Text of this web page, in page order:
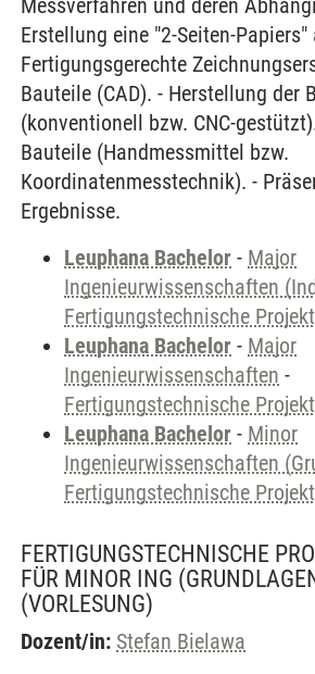
Messverfahren und deren
Erstellung eine "2-Seiten-
Fertigungsgerechte
Bauteile (CAD). - Herstellung der
(konventionell bzw. CNC-
Bauteile (Handmessmittel bzw.
Koordinatenmesstechnik). -
Ergebnisse.
Leuphana Bachelor - Major
Ingenieurwissenschaften
Fertigungstechnische
Leuphana Bachelor - Major
Ingenieurwissenschaften -
Fertigungstechnische
Leuphana Bachelor - Minor
Ingenieurwissenschaften
Fertigungstechnische
FERTIGUNGSTECHNISCHE
FÜR MINOR ING
(VORLESUNG)
Dozent/in: Stefan Bielawa